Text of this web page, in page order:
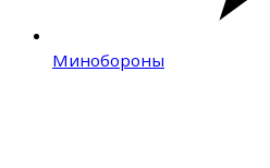
Минобороны